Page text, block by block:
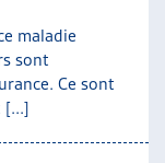
maladie
sont
Ce sont
[...]